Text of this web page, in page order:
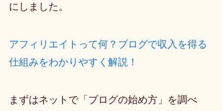
にしました。
アフィリエイトって何？ブログで収入を得る
仕組みをわかりやすく解説！
まずはネットで「ブログの始め方」を調べ